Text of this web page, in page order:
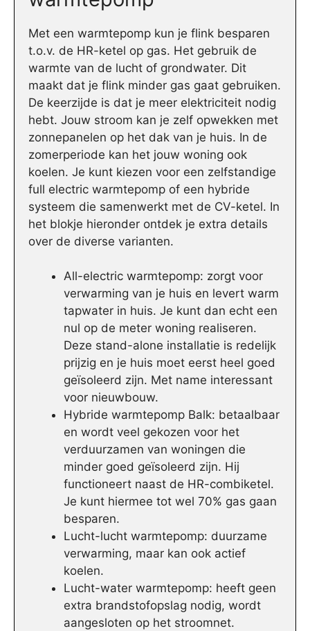
Met een warmtepomp kun je flink besparen
t.o.v. de HR-ketel op gas. Het gebruik de
warmte van de lucht of grondwater. Dit
maakt dat je flink minder gas gaat gebruiken.
De keerzijde is dat je meer elektriciteit nodig
hebt. Jouw stroom kan je zelf opwekken met
zonnepanelen op het dak van je huis. In de
zomerperiode kan het jouw woning ook
koelen. Je kunt kiezen voor een zelfstandige
full electric warmtepomp of een hybride
systeem die samenwerkt met de CV-ketel. In
het blokje hieronder ontdek je extra details
over de diverse varianten.
All-electric warmtepomp: zorgt voor
verwarming van je huis en levert warm
tapwater in huis. Je kunt dan echt een
nul op de meter woning realiseren.
Deze stand-alone installatie is redelijk
prijzig en je huis moet eerst heel goed
geïsoleerd zijn. Met name interessant
voor nieuwbouw.
Hybride warmtepomp Balk: betaalbaar
en wordt veel gekozen voor het
verduurzamen van woningen die
minder goed geïsoleerd zijn. Hij
functioneert naast de HR-combiketel.
Je kunt hiermee tot wel 70% gas gaan
besparen.
Lucht-lucht warmtepomp: duurzame
verwarming, maar kan ook actief
koelen.
Lucht-water warmtepomp: heeft geen
extra brandstofopslag nodig, wordt
aangesloten op het stroomnet.